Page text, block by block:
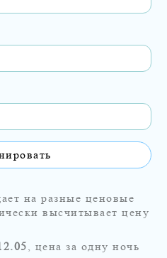
на разные ценовые
высчитывает цену
, цена за одну ночь